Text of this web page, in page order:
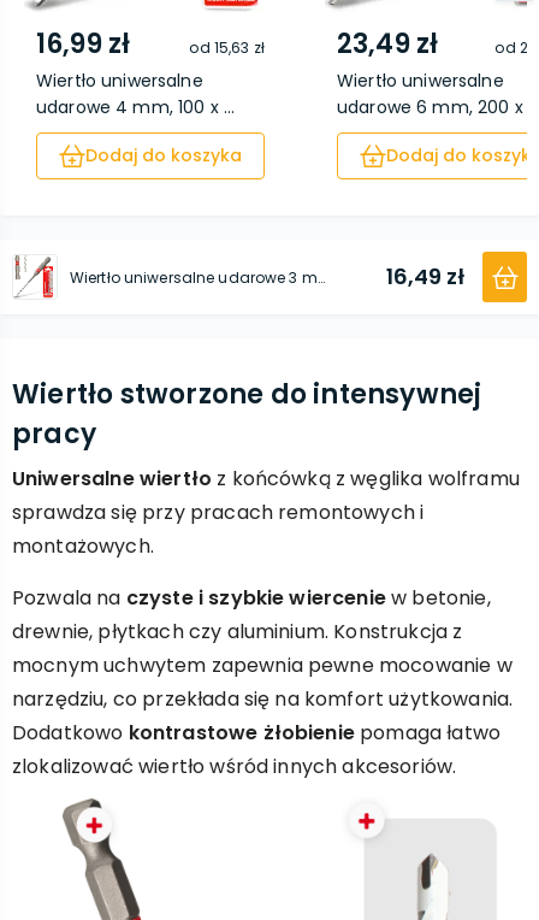
16,99 zł od 15,63 zł
Wiertło uniwersalne
udarowe 4 mm, 100 x ...
Dodaj do koszyka
23,49 zł od
Wiertło uniwersalne
udarowe 6 mm, 200 x ...
Dodaj do
Wiertło uniwersalne udarowe 3 mm, 100 x 45 mm 16,49 zł
Wiertło stworzone do intensywnej
pracy
Uniwersalne wiertło z końcówką z węglika wolframu
sprawdza się przy pracach remontowych i
montażowych.
Pozwala na czyste i szybkie wierceniew betonie,
drewnie, płytkach czy aluminium. Konstrukcja z
mocnym uchwytem zapewnia pewne mocowanie w
narzędziu, co przekłada się na komfort użytkowania.
Dodatkowo kontrastowe żłobieniepomaga łatwo
zlokalizować wiertło wśród innych akcesoriów.